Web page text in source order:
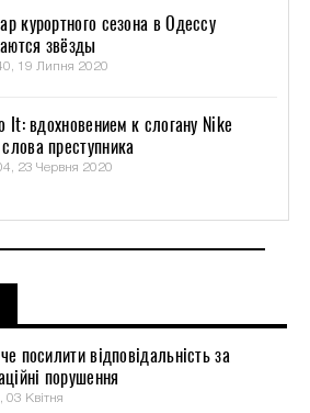
курортного сезона в Одессу
звёзды
19 Липня 2020
It: вдохновением к слогану Nike
преступника
23 Червня 2020
посилити відповідальність за
порушення
03 Квітня